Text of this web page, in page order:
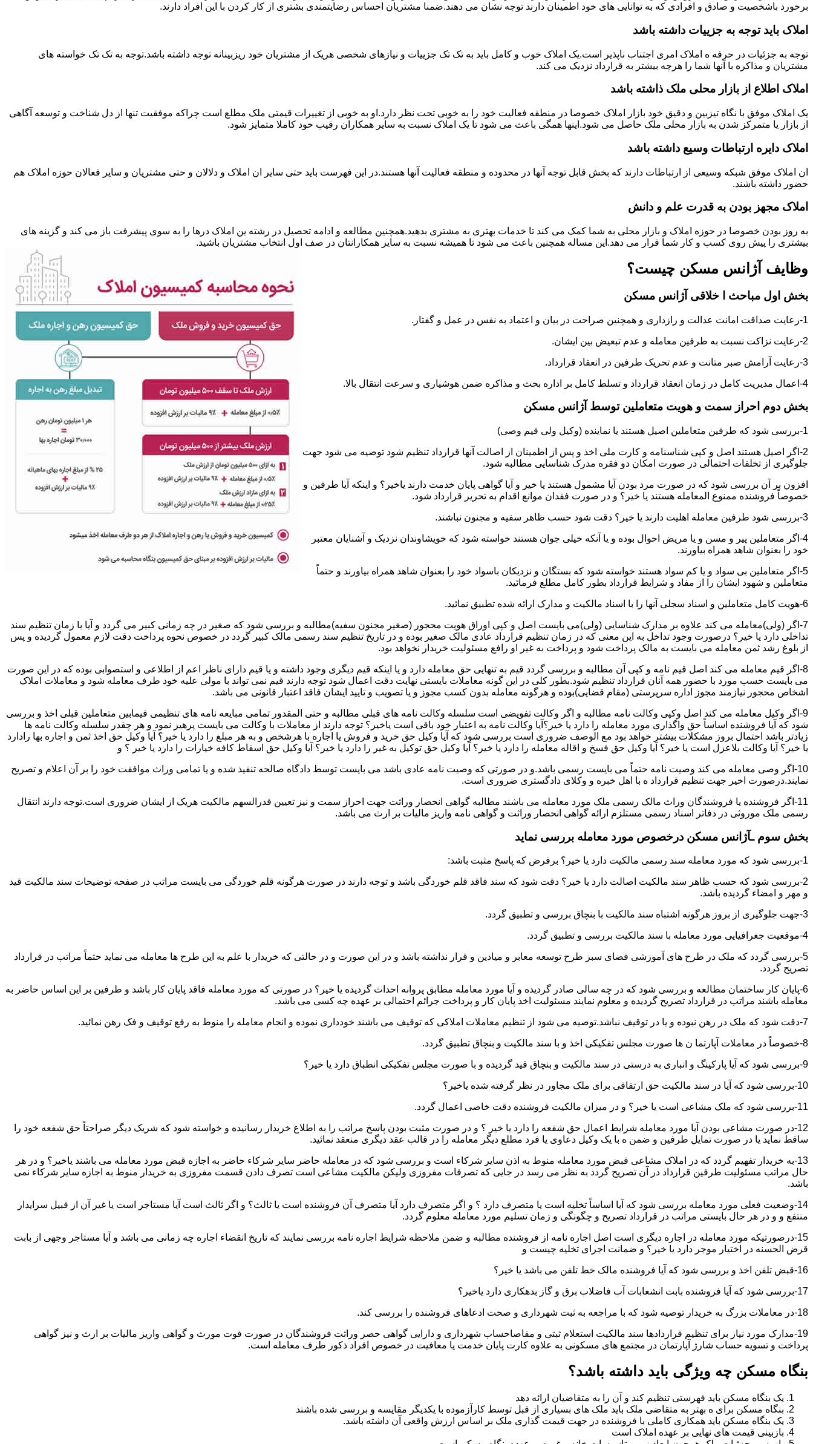
برخورد باشخصیت و صادق و افرادی که به توانایی های خود اطمینان دارند توجه نشان می دهند.ضمنا مشتریان احساس رضایتمندی بشتری از کار کردن با این افراد دارند.
املاک باید توجه به جزییات داشته باشد
توجه به جزئیات در حرفه ه املاک امری اجتناب ناپذیر است.یک املاک خوب و کامل باید به تک تک جزییات و نیازهای شخصی هریک از مشتریان خود ریزبینانه توجه داشته باشد.توجه به تک تک خواسته های
مشتریان و مذاکره با آنها شما را هرچه بیشتر به قرارداد نزدیک می کند.
املاک اطلاع از بازار محلی ملک ذاشته باشد
یک املاک موفق با نگاه تیزبین و دقیق خود بازار املاک خصوصا در منطقه فعالیت خود را به خوبی تحت نظر دارد.او به خوبی از تغییرات قیمتی ملک مطلع است چراکه موفقیت تنها از دل شناخت و توسعه آگاهی
از بازار یا متمرکز شدن به بازار محلی ملک حاصل می شود.اینها همگی باعث می شود تا یک املاک نسبت به سایر همکاران رقیب خود کاملا متمایز شود.
املاک دایره ارتباطات وسیع داشته باشد
ان املاک موفق شبکه وسیعی از ارتباطات دارند که بخش قابل توجه آنها در محدوده و منطقه فعالیت آنها هستند.در این فهرست باید حتی سایر ان املاک و دلالان و حتی مشتریان و سایر فعالان حوزه املاک هم
حضور داشته باشند.
املاک مجهز بودن به قدرت علم و دانش
به روز بودن خصوصا در حوزه املاک و بازار محلی به شما کمک می کند تا خدمات بهتری به مشتری بدهید.همچنین مطالعه و ادامه تحصیل در رشته ین املاک درها را به سوی پیشرفت باز می کند و گزینه های
بیشتری را پیش روی کسب و کار شما قرار می دهد.این مساله همچنین باعث می شود تا همیشه نسبت به سایر همکارانتان در صف اول انتخاب مشتریان باشید.
وظایف آژانس مسکن چیست؟
بخش اول مباحث ا خلاقی آژانس مسکن
1-رعایت صداقت امانت عدالت و رازداری و همچنین صراحت در بیان و اعتماد به نفس در عمل و گفتار.
2-رعایت نزاکت نسبت به طرفین معامله و عدم تبعیض بین ایشان.
3-رعایت آرامش صبر متانت و عدم تحریک طرفین در انعقاد قرارداد.
4-اعمال مدیریت کامل در زمان انعقاد قرارداد و تسلط کامل بر اداره بحث و مذاکره ضمن هوشیاری و سرعت انتقال بالا.
بخش دوم احراز سمت و هویت متعاملین توسط آژانس مسکن
1-بررسی شود که طرفین متعاملین اصیل هستند یا نماینده (وکیل ولی قیم وصی)
2-اگر اصیل هستند اصل و کپی شناسنامه و کارت ملی اخذ و پس از اطمینان از اصالت آنها قرارداد تنظیم شود توصیه می شود جهت
جلوگیری از تخلفات احتمالی در صورت امکان دو فقره مدرک شناسایی مطالبه شود.
افزون بر آن بررسی شود که در صورت مرد بودن آیا مشمول هستند یا خیر و آیا گواهی پایان خدمت دارند یاخیر؟ و اینکه آیا طرفین و
خصوصاً فروشنده ممنوع المعامله هستند یا خیر؟ و در صورت فقدان موانع اقدام به تحریر قرارداد شود.
3-بررسی شود طرفین معامله اهلیت دارند یا خیر؟ دقت شود حسب ظاهر سفیه و مجنون نباشند.
4-اگر متعاملین پیر و مسن و یا مریض احوال بوده و یا آنکه خیلی جوان هستند خواسته شود که خویشاوندان نزدیک و آشنایان معتبر
خود را بعنوان شاهد همراه بیاورند.
5-اگر متعاملین بی سواد و یا کم سواد هستند خواسته شود که بستگان و نزدیکان باسواد خود را بعنوان شاهد همراه بیاورند و حتماً
متعاملین و شهود ایشان را از مفاد و شرایط قرارداد بطور کامل مطلع فرمائید.
6-هویت کامل متعاملین و اسناد سجلی آنها را با اسناد مالکیت و مدارک ارائه شده تطبیق نمائید.
7-اگر (ولی)معامله می کند علاوه بر مدارک شناسایی (ولی)می بایست اصل و کپی اوراق هویت محجور (صغیر مجنون سفیه)مطالبه و بررسی شود که صغیر در چه زمانی کبیر می گردد و آیا با زمان تنظیم سند
تداخلی دارد یا خیر؟ درصورت وجود تداخل به این معنی که در زمان تنظیم قرارداد عادی مالک صغیر بوده و در تاریخ تنظیم سند رسمی مالک کبیر گردد در خصوص نحوه پرداخت دقت لازم معمول گردیده و پس
از بلوغ رشد ثمن معامله می بایست به مالک پرداخت شود و پرداخت به غیر او رافع مسئولیت خریدار نخواهد بود.
8-اگر قیم معامله می کند اصل قیم نامه و کپی آن مطالبه و بررسی گردد قیم به تنهایی حق معامله دارد و یا اینکه قیم دیگری وجود داشته و یا قیم دارای ناظر اعم از اطلاعی و استصوابی بوده که در این صورت
می بایست حسب مورد با حضور همه آنان قرارداد تنظیم شود.بطور کلی در این گونه معاملات بایستی نهایت دقت اعمال شود توجه دارند قیم نمی تواند با مولی علیه خود طرف معامله شود و معاملات املاک
اشخاص محجور نیازمند مجوز اداره سرپرستی (مقام قضایی)بوده و هرگونه معامله بدون کسب مجوز و یا تصویب و تایید ایشان فاقد اعتبار قانونی می باشد.
9-اگر وکیل معامله می کند اصل وکپی وکالت نامه مطالبه و اگر وکالت تفویضی است سلسله وکالت نامه های قبلی مطالبه و حتی المقدور تمامی مبایعه نامه های تنظیمی فیمابین متعاملین قبلی اخذ و بررسی
شود که آیا فروشنده اساساً حق واگذاری مورد معامله را دارد یا خیر؟آیا وکالت نامه به اعتبار خود باقی است یاخیر؟ توجه دارند از معاملات با وکالت می بایست پرهیز نمود و هر چقدر سلسله وکالت نامه ها
زیادتر باشد احتمال بروز مشکلات بیشتر خواهد بود مع الوصف ضروری است بررسی شود که آیا وکیل حق خرید و فروش یا اجاره با هرشخص و به هر مبلغ را دارد یا خیر؟ آیا وکیل حق اخذ ثمن و اجاره بها رادارد
یا خیر؟ آیا وکالت بلاعزل است یا خیر؟ آیا وکیل حق فسخ و اقاله معامله را دارد یا خیر؟ آیا وکیل حق توکیل به غیر را دارد یا خیر؟ آیا وکیل حق اسقاط کافه خیارات را دارد یا خیر ؟ و
10-اگر وصی معامله می کند وصیت نامه حتماً می بایست رسمی باشد.و در صورتی که وصیت نامه عادی باشد می بایست توسط دادگاه صالحه تنفیذ شده و یا تمامی وراث موافقت خود را بر آن اعلام و تصریح
نمایند.درصورت اخیر جهت تنظیم قرارداد ه با اهل خبره و وکلای دادگستری ضروری است.
11-اگر فروشنده یا فروشندگان وراث مالک رسمی ملک مورد معامله می باشند مطالبه گواهی انحصار وراثت جهت احراز سمت و نیز تعیین قدرالسهم مالکیت هریک از ایشان ضروری است.توجه دارند انتقال
رسمی ملک موروثی در دفاتر اسناد رسمی مستلزم ارائه گواهی انحصار وراثت و گواهی نامه واریز مالیات بر ارث می باشد.
بخش سوم ـآژانس مسکن درخصوص مورد معامله بررسی نماید
1-بررسی شود که مورد معامله سند رسمی مالکیت دارد یا خیر؟ برفرض که پاسخ مثبت باشد:
2-بررسی شود که حسب ظاهر سند مالکیت اصالت دارد یا خیر؟ دقت شود که سند فاقد قلم خوردگی باشد و توجه دارند در صورت هرگونه قلم خوردگی می بایست مراتب در صفحه توضیحات سند مالکیت قید
و مهر و امضاء گردیده باشد.
3-جهت جلوگیری از بروز هرگونه اشتباه سند مالکیت با بنچاق بررسی و تطبیق گردد.
4-موقعیت جغرافیایی مورد معامله با سند مالکیت بررسی و تطبیق گردد.
5-بررسی گردد که ملک در طرح های آموزشی فضای سبز طرح توسعه معابر و میادین و قرار نداشته باشد و در این صورت و در حالتی که خریدار با علم به این طرح ها معامله می نماید حتماً مراتب در قرارداد
تصریح گردد.
6-پایان کار ساختمان مطالعه و بررسی شود که در چه سالی صادر گردیده و آیا مورد معامله مطابق پروانه احداث گردیده یا خیر؟ در صورتی که مورد معامله فاقد پایان کار باشد و طرفین بر این اساس حاضر به
معامله باشند مراتب در قرارداد تصریح گردیده و معلوم نمایند مسئولیت اخذ پایان کار و پرداخت جرائم احتمالی بر عهده چه کسی می باشد.
7-دقت شود که ملک در رهن نبوده و یا در توقیف نباشد.توصیه می شود از تنظیم معاملات املاکی که توقیف می باشند خودداری نموده و انجام معامله را منوط به رفع توقیف و فک رهن نمائید.
8-خصوصاً در معاملات آپارتما ن ها صورت مجلس تفکیکی اخذ و با سند مالکیت و بنچاق تطبیق گردد.
9-بررسی شود که آیا پارکینگ و انباری به درستی در سند مالکیت و بنچاق قید گردیده و با صورت مجلس تفکیکی انطباق دارد یا خیر؟
10-بررسی شود که آیا در سند مالکیت حق ارتفاقی برای ملک مجاور در نظر گرفته شده یاخیر؟
11-بررسی شود که ملک مشاعی است یا خیر؟ و در میزان مالکیت فروشنده دقت خاصی اعمال گردد.
12-در صورت مشاعی بودن آیا مورد معامله شرایط اعمال حق شفعه را دارد یا خیر ؟ و در صورت مثبت بودن پاسخ مراتب را به اطلاع خریدار رسانیده و خواسته شود که شریک دیگر صراحتاً حق شفعه خود را
ساقط نماید یا در صورت تمایل طرفین و ضمن ه با یک وکیل دعاوی یا فرد مطلع دیگر معامله را در قالب عقد دیگری منعقد نمائید.
13-به خریدار تفهیم گردد که در املاک مشاعی قبض مورد معامله منوط به اذن سایر شرکاء است و بررسی شود که در معامله حاضر سایر شرکاء حاضر به اجازه قبض مورد معامله می باشند یاخیر؟ و در هر
حال مراتب مسئولیت طرفین قرارداد در آن تصریح گردد به نظر می رسد در جایی که تصرفات مفروزی ولیکن مالکیت مشاعی است تصرف دادن قسمت مفروزی به خریدار منوط به اجازه سایر شرکاء نمی
باشد.
14-وضعیت فعلی مورد معامله بررسی شود که آیا اساساً تخلیه است یا متصرف دارد ؟ و اگر متصرف دارد آیا متصرف آن فروشنده است یا ثالث؟ و اگر ثالث است آیا مستاجر است یا غیر آن از قبیل سرایدار
منتفع و و در هر حال بایستی مراتب در قرارداد تصریح و چگونگی و زمان تسلیم مورد معامله معلوم گردد.
15-درصورتیکه مورد معامله در اجاره دیگری است اصل اجاره نامه از فروشنده مطالبه و ضمن ملاحظه شرایط اجاره نامه بررسی نمایند که تاریخ انقضاء اجاره چه زمانی می باشد و آیا مستاجر وجهی از بابت
قرض الحسنه در اختیار موجر دارد یا خیر؟ و ضمانت اجرای تخلیه چیست و
16-قبض تلفن اخذ و بررسی شود که آیا فروشنده مالک خط تلفن می باشد یا خیر؟
17-بررسی شود که آیا فروشنده بابت انشعابات آب فاضلاب برق و گاز بدهکاری دارد یاخیر؟
18-در معاملات بزرگ به خریدار توصیه شود که با مراجعه به ثبت شهرداری و صحت ادعاهای فروشنده را بررسی کند.
19-مدارک مورد نیاز برای تنظیم قراردادها سند مالکیت استعلام ثبتی و مفاصاحساب شهرداری و دارایی گواهی حصر وراثت فروشندگان در صورت فوت مورث و گواهی واریز مالیات بر ارث و نیز گواهی
پرداخت و تسویه حساب شارژ آپارتمان در مجتمع های مسکونی به علاوه کارت پایان خدمت یا معافیت در خصوص افراد ذکور طرف معامله است.
بنگاه مسکن چه ویژگی باید داشته باشد؟
یک بنگاه مسکن باید فهرستی تنظیم کند و آن را به متقاضیان ارائه دهد
بنگاه مسکن برای ه بهتر به متقاضی ملک باید ملک های بسیاری از قبل توسط کارآزموده با یکدیگر مقایسه و بررسی شده باشند
یک بنگاه مسکن باید همکاری کاملی با فروشنده در جهت قیمت گذاری ملک بر اساس ارزش واقعی آن داشته باشد.
بازبینی قیمت های نهایی بر عهده املاک است